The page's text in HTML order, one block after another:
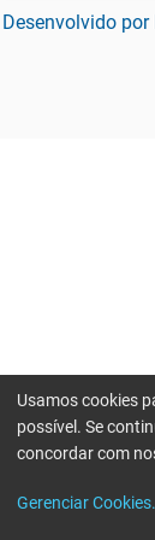
Desenvolvido por
Usamos cookies
possível. Se
concordar com
Gerenciar Cookies
Erro ao enviar